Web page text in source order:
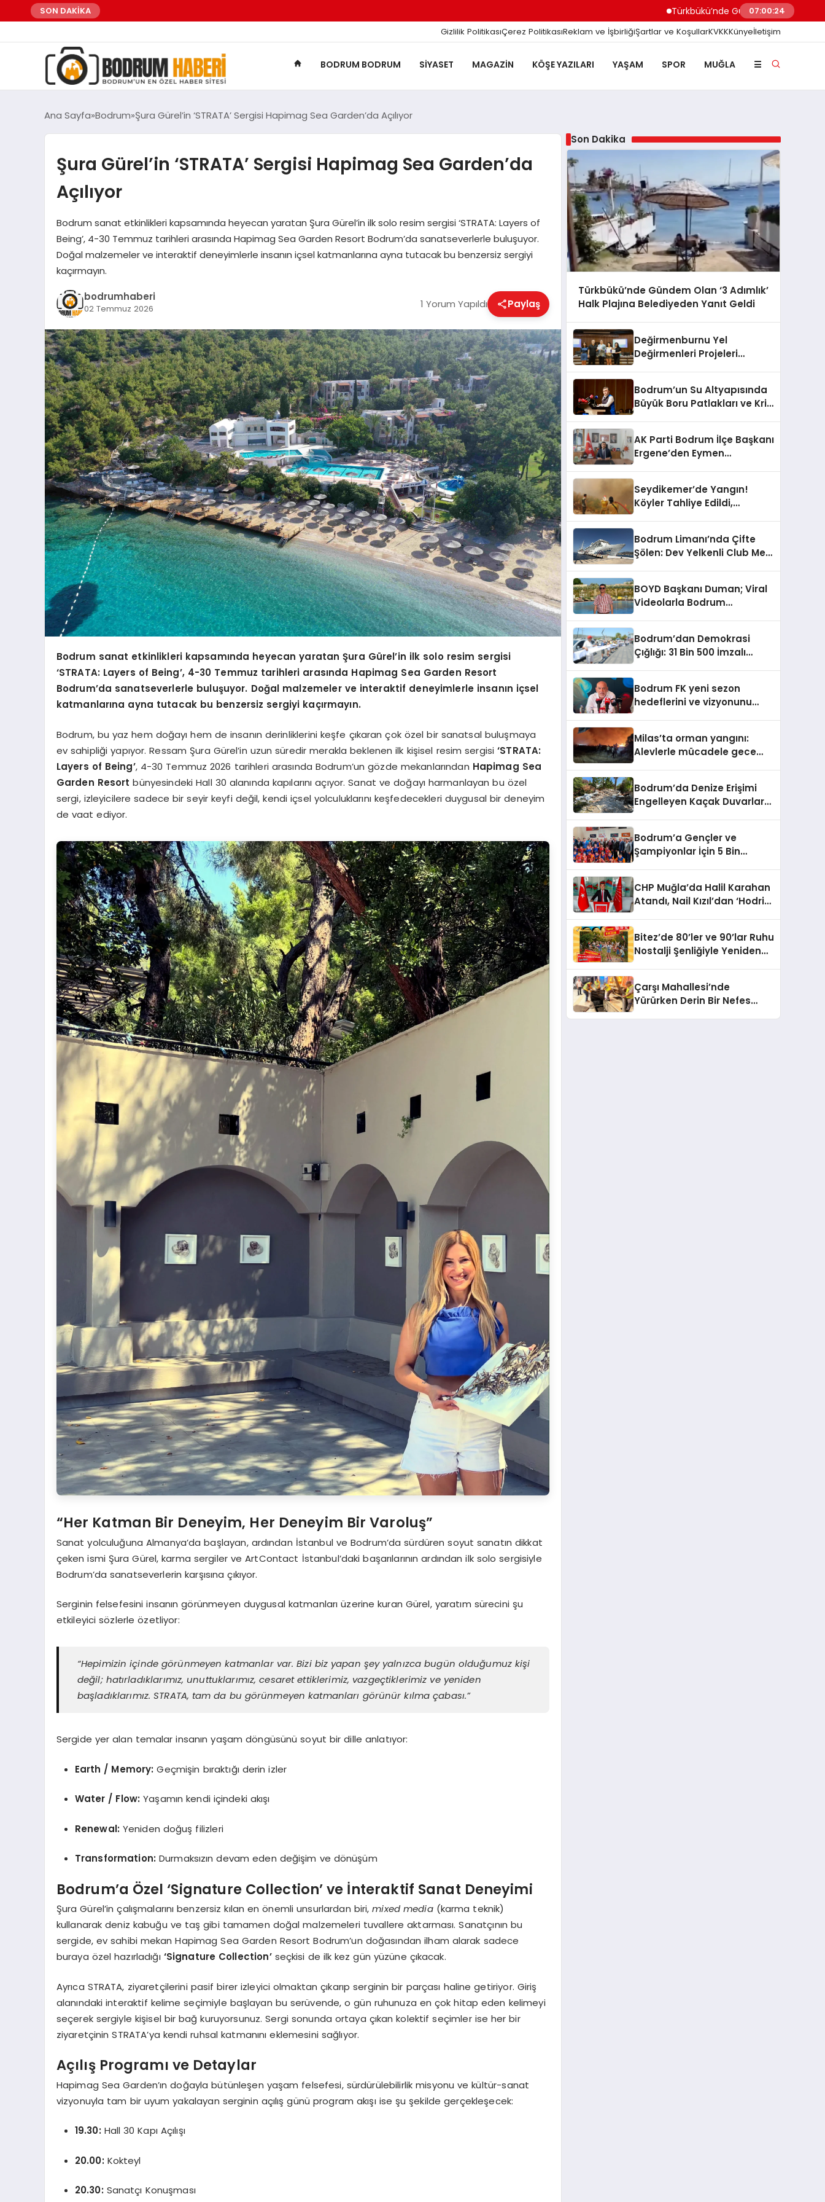
SON DAKİKA Türkbükü’nde Gündem Olan ‘3 Adımlık’ Halk
07:00:25
Gizlilik PolitikasıÇerez PolitikasıReklam ve İşbirliğiŞartlar ve KoşullarKVKKKünyeİletişim
BODRUM BODRUM SIYASET MAGAZIN KÖŞE YAZILARI YAŞAM SPOR MUĞLA ☰
Ana Sayfa Bodrum Şura Gürel’in ‘STRATA’ Sergisi Hapimag Sea Garden’da Açılıyor
Şura Gürel’in ‘STRATA’ Sergisi Hapimag Sea Garden’da
Açılıyor
Bodrum sanat etkinlikleri kapsamında heyecan yaratan Şura Gürel’in ilk solo resim sergisi ‘STRATA: Layers of
Being’, 4-30 Temmuz tarihleri arasında Hapimag Sea Garden Resort Bodrum’da sanatseverlerle buluşuyor.
Doğal malzemeler ve interaktif deneyimlerle insanın içsel katmanlarına ayna tutacak bu benzersiz sergiyi
kaçırmayın.
bodrumhaberi
02 Temmuz 2026 1 Yorum Yapıldı Paylaş
Bodrum sanat etkinlikleri kapsamında heyecan yaratan Şura Gürel’in ilk solo resim sergisi
‘STRATA: Layers of Being’, 4-30 Temmuz tarihleri arasında Hapimag Sea Garden Resort
Bodrum’da sanatseverlerle buluşuyor. Doğal malzemeler ve interaktif deneyimlerle insanın içsel
katmanlarına ayna tutacak bu benzersiz sergiyi kaçırmayın.
Bodrum, bu yaz hem doğayı hem de insanın derinliklerini keşfe çıkaran çok özel bir sanatsal buluşmaya
ev sahipliği yapıyor. Ressam Şura Gürel’in uzun süredir merakla beklenen ilk kişisel resim sergisi‘STRATA:
Layers of Being’, 4-30 Temmuz 2026 tarihleri arasında Bodrum’un gözde mekanlarından Hapimag Sea
Garden Resort bünyesindeki Hall 30 alanında kapılarını açıyor. Sanat ve doğayı harmanlayan bu özel
sergi, izleyicilere sadece bir seyir keyfi değil, kendi içsel yolculuklarını keşfedecekleri duygusal bir deneyim
de vaat ediyor.
“Her Katman Bir Deneyim, Her Deneyim Bir Varoluş”
Sanat yolculuğuna Almanya’da başlayan, ardından İstanbul ve Bodrum’da sürdüren soyut sanatın dikkat
çeken ismi Şura Gürel, karma sergiler ve ArtContact İstanbul’daki başarılarının ardından ilk solo sergisiyle
Bodrum’da sanatseverlerin karşısına çıkıyor.
Serginin felsefesini insanın görünmeyen duygusal katmanları üzerine kuran Gürel, yaratım sürecini şu
etkileyici sözlerle özetliyor:
“Hepimizin içinde görünmeyen katmanlar var. Bizi biz yapan şey yalnızca bugün olduğumuz kişi
değil; hatırladıklarımız, unuttuklarımız, cesaret ettiklerimiz, vazgeçtiklerimiz ve yeniden
başladıklarımız. STRATA, tam da bu görünmeyen katmanları görünür kılma çabası.”
Sergide yer alan temalar insanın yaşam döngüsünü soyut bir dille anlatıyor:
Earth / Memory: Geçmişin bıraktığı derin izler
Water / Flow: Yaşamın kendi içindeki akışı
Renewal: Yeniden doğuş filizleri
Transformation: Durmaksızın devam eden değişim ve dönüşüm
Bodrum’a Özel ‘Signature Collection’ ve İnteraktif Sanat Deneyimi
Şura Gürel’in çalışmalarını benzersiz kılan en önemli unsurlardan biri,mixed media(karma teknik)
kullanarak deniz kabuğu ve taş gibi tamamen doğal malzemeleri tuvallere aktarması. Sanatçının bu
sergide, ev sahibi mekan Hapimag Sea Garden Resort Bodrum’un doğasından ilham alarak sadece
buraya özel hazırladığı ‘Signature Collection’seçkisi de ilk kez gün yüzüne çıkacak.
Ayrıca STRATA, ziyaretçilerini pasif birer izleyici olmaktan çıkarıp serginin bir parçası haline getiriyor. Giriş
alanındaki interaktif kelime seçimiyle başlayan bu serüvende, o gün ruhunuza en çok hitap eden kelimeyi
seçerek sergiyle kişisel bir bağ kuruyorsunuz. Sergi sonunda ortaya çıkan kolektif seçimler ise her bir
ziyaretçinin STRATA’ya kendi ruhsal katmanını eklemesini sağlıyor.
Açılış Programı ve Detaylar
Hapimag Sea Garden’ın doğayla bütünleşen yaşam felsefesi, sürdürülebilirlik misyonu ve kültür-sanat
vizyonuyla tam bir uyum yakalayan serginin açılış günü program akışı ise şu şekilde gerçekleşecek:
19.30: Hall 30 Kapı Açılışı
20.00: Kokteyl
20.30: Sanatçı Konuşması
Son Dakika
Türkbükü’nde Gündem Olan ‘3 Adımlık’
Halk Plajına Belediyeden Yanıt Geldi
Değirmenburnu Yel
Değirmenleri Projeleri
Bodrum’un Su Altyapısında
Büyük Boru Patlakları ve Kriz
AK Parti Bodrum İlçe Başkanı
Ergene’den Eymen
Malzeme Yapılmasını
Kınıyorum”
Seydikemer’de Yangın!
Köyler Tahliye Edildi,
Bodrum Limanı’nda Çifte
Şölen: Dev Yelkenli Club Med
BOYD Başkanı Duman; Viral
Videolarla Bodrum
Bodrum’dan Demokrasi
Çığlığı: 31 Bin 500 İmzalı
Bodrum FK yeni sezon
hedeflerini ve vizyonunu
Milas’ta orman yangını:
Alevlerle mücadele gece
Bodrum’da Denize Erişimi
Engelleyen Kaçak Duvarlar
Bodrum’a Gençler ve
Şampiyonlar İçin 5 Bin
CHP Muğla’da Halil Karahan
Atandı, Nail Kızıl’dan ‘Hodri
Bitez’de 80’ler ve 90’lar Ruhu
Nostalji Şenliğiyle Yeniden
Çarşı Mahallesi’nde
Yürürken Derin Bir Nefes